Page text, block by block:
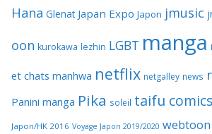
Hana Glenat Japan Expo Japon jmusic
oon kurokawa lezhin LGBT manga
et chats manhwa netflix netgalley news
Panini manga Pika soleil taifu comics
Japon/HK 2016 Voyage Japon 2019/2020 webtoon